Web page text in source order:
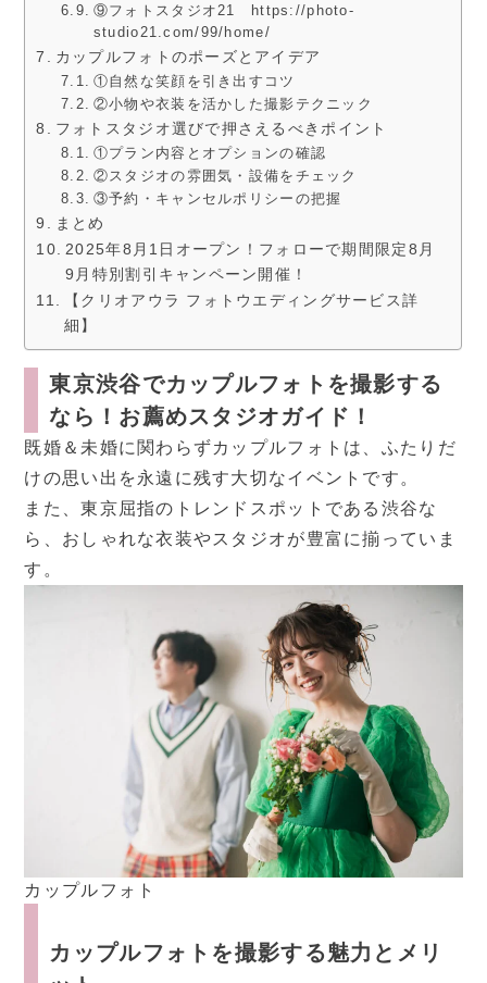
⑨フォトスタジオ21 https://photo-
studio21.com/99/home/
カップルフォトのポーズとアイデア
①自然な笑顔を引き出すコツ
②小物や衣装を活かした撮影テクニック
フォトスタジオ選びで押さえるべきポイント
①プラン内容とオプションの確認
②スタジオの雰囲気・設備をチェック
③予約・キャンセルポリシーの把握
まとめ
2025年8月1日オープン！フォローで期間限定8月
9月特別割引キャンペーン開催！
【クリオアウラ フォトウエディングサービス詳
細】
東京渋谷でカップルフォトを撮影する
なら！お薦めスタジオガイド！
既婚＆未婚に関わらずカップルフォトは、ふたりだ
けの思い出を永遠に残す大切なイベントです。
また、東京屈指のトレンドスポットである渋谷な
ら、おしゃれな衣装やスタジオが豊富に揃っていま
す。
カップルフォト
カップルフォトを撮影する魅力とメリ